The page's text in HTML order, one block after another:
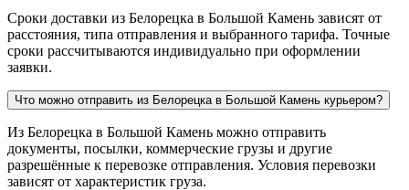
Сроки доставки из Белорецка в Большой Камень зависят от
расстояния, типа отправления и выбранного тарифа. Точные
сроки рассчитываются индивидуально при оформлении
заявки.
Что можно отправить из Белорецка в Большой Камень курьером?
Из Белорецка в Большой Камень можно отправить
документы, посылки, коммерческие грузы и другие
разрешённые к перевозке отправления. Условия перевозки
зависят от характеристик груза.